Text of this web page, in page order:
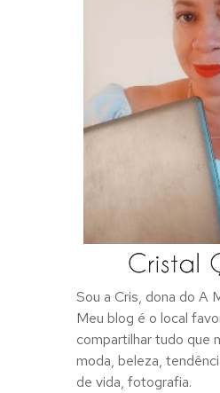
Sou a Cris, dona do A
Meu blog é o local
compartilhar tudo que
moda, beleza,
de vida, fotografia.